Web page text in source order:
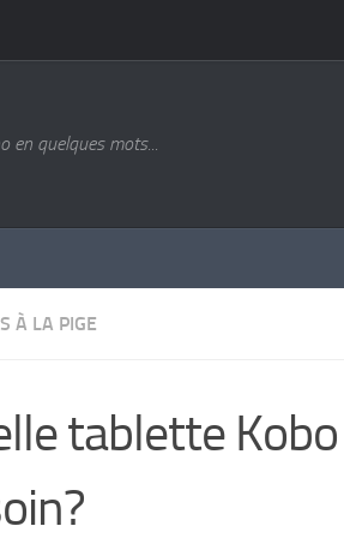
en quelques mots...
À LA PIGE
tablette